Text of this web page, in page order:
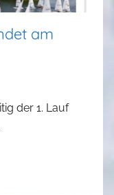
am
der 1. Lauf